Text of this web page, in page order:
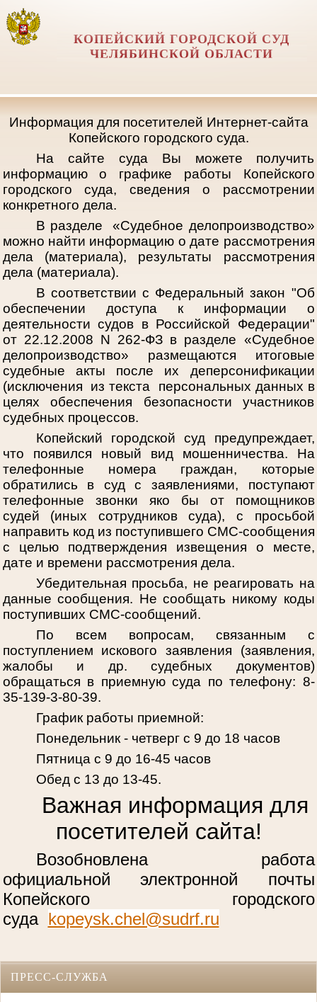
КОПЕЙСКИЙ ГОРОДСКОЙ СУД
ЧЕЛЯБИНСКОЙ ОБЛАСТИ
Информация для посетителей Интернет-сайта
Копейского городского суда.
На сайте суда Вы можете получить
информацию о графике работы Копейского
городского суда, сведения о рассмотрении
конкретного дела.
В разделе «Судебное делопроизводство»
можно найти информацию о дате рассмотрения
дела (материала), результаты рассмотрения
дела (материала).
В соответствии с Федеральный закон "Об
обеспечении доступа к информации о
деятельности судов в Российской Федерации"
от 22.12.2008 N 262-ФЗ в разделе «Судебное
делопроизводство» размещаются итоговые
судебные акты после их деперсонификации
(исключения из текста персональных данных в
целях обеспечения безопасности участников
судебных процессов.
Копейский городской суд предупреждает,
что появился новый вид мошенничества. На
телефонные номера граждан, которые
обратились в суд с заявлениями, поступают
телефонные звонки яко бы от помощников
судей (иных сотрудников суда), с просьбой
направить код из поступившего СМС-сообщения
с целью подтверждения извещения о месте,
дате и времени рассмотрения дела.
Убедительная просьба, не реагировать на
данные сообщения. Не сообщать никому коды
поступивших СМС-сообщений.
По всем вопросам, связанным с
поступлением искового заявления (заявления,
жалобы и др. судебных документов)
обращаться в приемную суда по телефону: 8-
35-139-3-80-39.
График работы приемной:
Понедельник - четверг с 9 до 18 часов
Пятница с 9 до 16-45 часов
Обед с 13 до 13-45.
Важная информация для
посетителей сайта!
Возобновлена работа
официальной электронной почты
Копейского городского
суда kopeysk.chel@sudrf.ru
ПРЕСС-СЛУЖБА